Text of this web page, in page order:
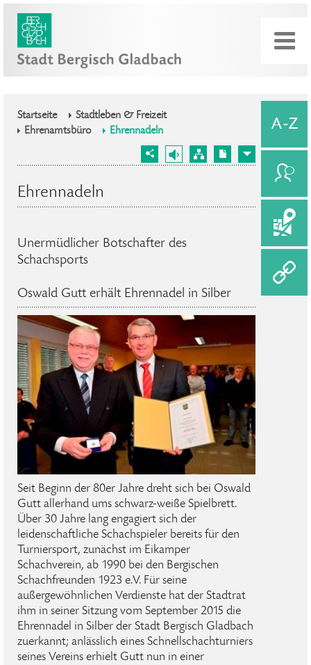
Startseite
Stadtleben & Freizeit
Ehrenamtsbüro
Ehrennadeln
Ehrennadeln
Unermüdlicher Botschafter des
Schachsports
Oswald Gutt erhält Ehrennadel in Silber
Seit Beginn der 80er Jahre dreht sich bei Oswald
Gutt allerhand ums schwarz-weiße Spielbrett.
Über 30 Jahre lang engagiert sich der
leidenschaftliche Schachspieler bereits für den
Turniersport, zunächst im Eikamper
Schachverein, ab 1990 bei den Bergischen
Schachfreunden 1923 e.V. Für seine
außergewöhnlichen Verdienste hat der Stadtrat
ihm in seiner Sitzung vom September 2015 die
Ehrennadel in Silber der Stadt Bergisch Gladbach
zuerkannt; anlässlich eines Schnellschachturniers
seines Vereins erhielt Gutt nun in einer